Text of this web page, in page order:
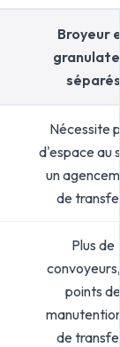
Broyeur
séparés
Nécessite
d'espace au
un
de
Plus de
points de
de